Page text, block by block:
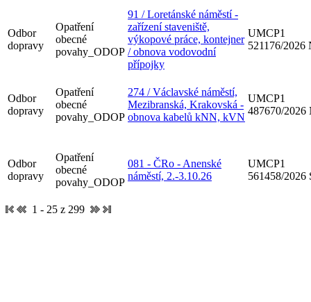
Odbor
dopravy
Opatření
obecné
povahy_ODOP
91 / Loretánské náměstí -
zařízení staveniště,
výkopové práce, kontejner
/ obnova vodovodní
přípojky
UMCP1
521176/2026
Odbor
dopravy
Opatření
obecné
povahy_ODOP
274 / Václavské náměstí,
Mezibranská, Krakovská -
obnova kabelů kNN, kVN
UMCP1
487670/2026
Odbor
dopravy
Opatření
obecné
povahy_ODOP
081 - ČRo - Anenské
náměstí, 2.-3.10.26
UMCP1
561458/2026
1 - 25 z 299